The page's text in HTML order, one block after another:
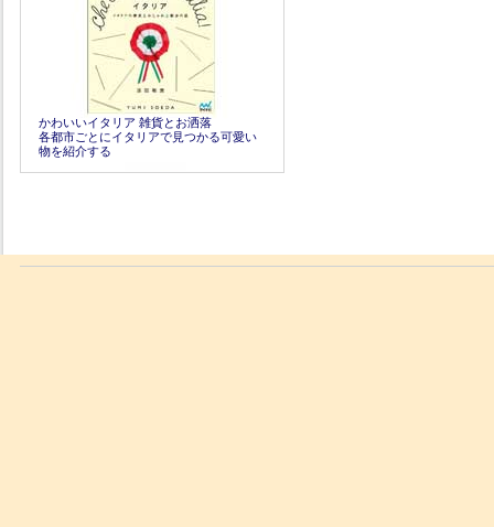
かわいいイタリア 雑貨とお洒落
各都市ごとにイタリアで見つかる可愛い
物を紹介する